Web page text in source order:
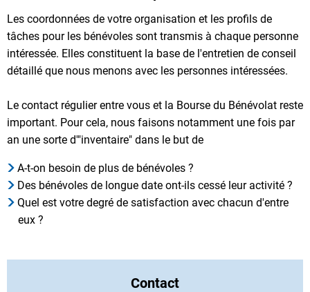
Les coordonnées de votre organisation et les profils de
tâches pour les bénévoles sont transmis à chaque personne
intéressée. Elles constituent la base de l'entretien de conseil
détaillé que nous menons avec les personnes intéressées.
Le contact régulier entre vous et la Bourse du Bénévolat reste
important. Pour cela, nous faisons notamment une fois par
an une sorte d'"inventaire" dans le but de
A-t-on besoin de plus de bénévoles ?
Des bénévoles de longue date ont-ils cessé leur activité ?
Quel est votre degré de satisfaction avec chacun d'entre
eux ?
Contact